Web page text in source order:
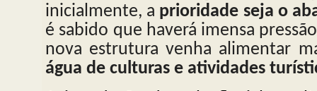
inicialmente, a prioridade seja o
é sabido que haverá imensa
nova estrutura venha alimentar
água de culturas e atividades